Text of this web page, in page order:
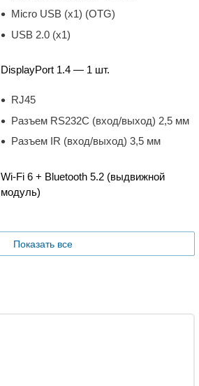
Micro USB (x1) (OTG)
USB 2.0 (x1)
DisplayPort 1.4 — 1 шт.
RJ45
Разъем RS232C (вход/выход) 2,5 мм
Разъем IR (вход/выход) 3,5 мм
Wi-Fi 6 + Bluetooth 5.2 (выдвижной
модуль)
Показать все